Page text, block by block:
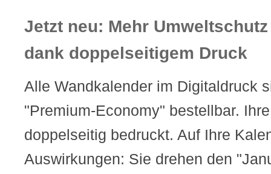
Jetzt neu: Mehr
dank doppelseitigem Druck
Alle Wandkalender im Digitaldruck
"Premium-Economy" bestellbar.
doppelseitig bedruckt. Auf Ihre
Auswirkungen: Sie drehen den